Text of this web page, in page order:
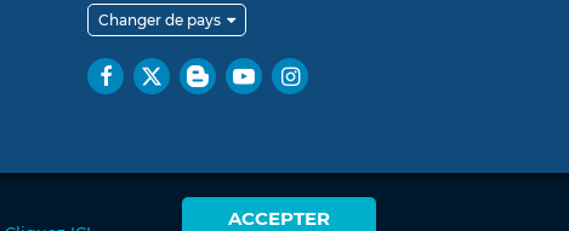
Changer de pays
ACCEPTER